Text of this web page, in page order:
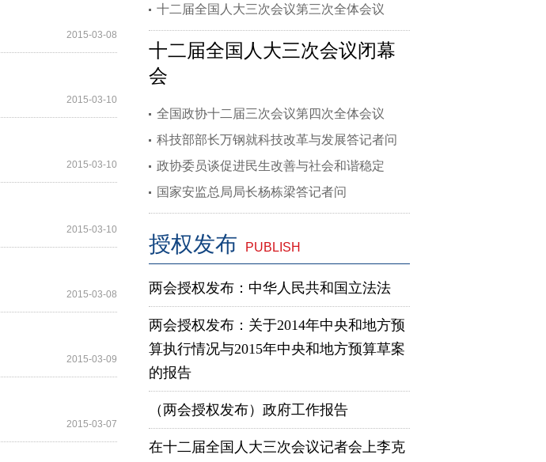
2015-03-08
2015-03-10
2015-03-10
2015-03-10
2015-03-08
2015-03-09
2015-03-07
十二届全国人大三次会议第三次全体会议
十二届全国人大三次会议闭幕
会
全国政协十二届三次会议第四次全体会议
科技部部长万钢就科技改革与发展答记者问
政协委员谈促进民生改善与社会和谐稳定
国家安监总局局长杨栋梁答记者问
授权发布 PUBLISH
两会授权发布：中华人民共和国立法法
两会授权发布：关于2014年中央和地方预
算执行情况与2015年中央和地方预算草案
的报告
（两会授权发布）政府工作报告
在十二届全国人大三次会议记者会上李克